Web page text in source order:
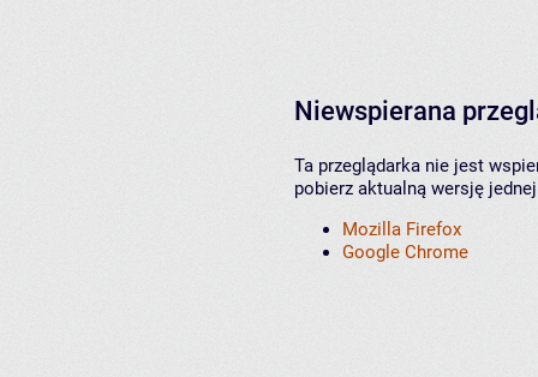
Niewspierana
Ta przeglądarka nie jest
pobierz aktualną wersję
Mozilla Firefox
Google Chrome